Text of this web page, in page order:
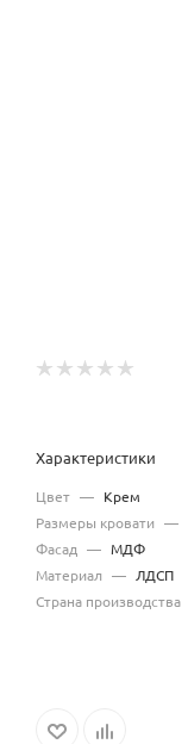
Характеристики
Цвет — Крем
Размеры кровати —
Фасад — МДФ
Материал — ЛДСП
Страна производства